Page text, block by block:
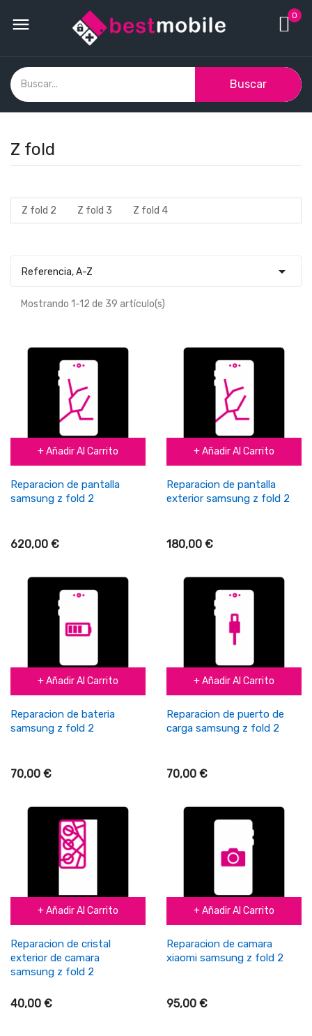
 0
Buscar
Z fold
Z fold 2 Z fold 3 Z fold 4
Referencia, A-Z 
Mostrando 1-12 de 39 artículo(s)
+ Añadir Al Carrito
Reparacion de pantalla
samsung z fold 2
620,00 €
+ Añadir Al Carrito
Reparacion de pantalla
exterior samsung z fold 2
180,00 €
+ Añadir Al Carrito
Reparacion de bateria
samsung z fold 2
70,00 €
+ Añadir Al Carrito
Reparacion de puerto de
carga samsung z fold 2
70,00 €
+ Añadir Al Carrito
Reparacion de cristal
exterior de camara
samsung z fold 2
40,00 €
+ Añadir Al Carrito
Reparacion de camara
xiaomi samsung z fold 2
95,00 €